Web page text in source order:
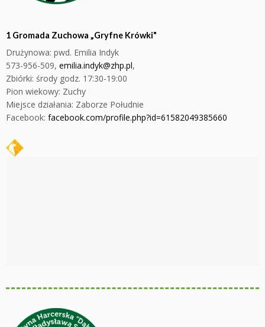
1 Gromada Zuchowa „Gryfne Krówki"
Drużynowa: pwd. Emilia Indyk
573-956-509, emilia.indyk@zhp.pl,
Zbiórki: środy godz. 17:30-19:00
Pion wiekowy: Zuchy
Miejsce działania: Zaborze Południe
Facebook: facebook.com/profile.php?id=61582049385660